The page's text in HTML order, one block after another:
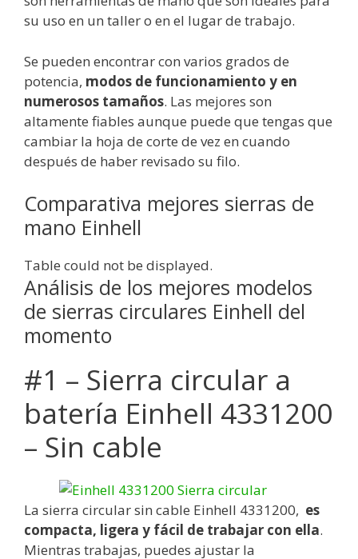
su uso en un taller o en el lugar de trabajo.
Se pueden encontrar con varios grados de
potencia, modos de funcionamiento y en
numerosos tamaños. Las mejores son
altamente fiables aunque puede que tengas que
cambiar la hoja de corte de vez en cuando
después de haber revisado su filo.
Comparativa mejores sierras de
mano Einhell
Table could not be displayed.
Análisis de los mejores modelos
de sierras circulares Einhell del
momento
#1 – Sierra circular a
batería Einhell 4331200
– Sin cable
La sierra circular sin cable Einhell 4331200, es
compacta, ligera y fácil de trabajar con ella.
Mientras trabajas, puedes ajustar la